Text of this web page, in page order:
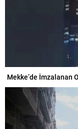
Mekke’de İmzalanan